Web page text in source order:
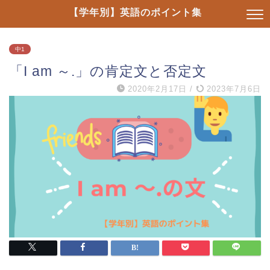
【学年別】英語のポイント集
中1
「I am ～.」の肯定文と否定文
2020年2月17日 / 2023年7月6日